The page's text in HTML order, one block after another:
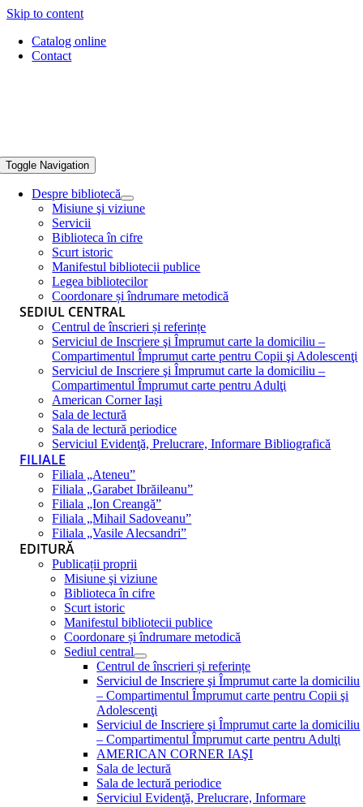
Skip to content
Catalog online
Contact
Toggle Navigation
Despre bibliotecă
Misiune şi viziune
Servicii
Biblioteca în cifre
Scurt istoric
Manifestul bibliotecii publice
Legea bibliotecilor
Coordonare și îndrumare metodică
SEDIUL CENTRAL
Centrul de înscrieri și referințe
Serviciul de Inscriere şi Împrumut carte la domiciliu –
Compartimentul Împrumut carte pentru Copii şi Adolescenţi
Serviciul de Inscriere şi Împrumut carte la domiciliu –
Compartimentul Împrumut carte pentru Adulţi
American Corner Iaşi
Sala de lectură
Sala de lectură periodice
Serviciul Evidenţă, Prelucrare, Informare Bibliografică
FILIALE
Filiala „Ateneu”
Filiala „Garabet Ibrăileanu”
Filiala „Ion Creangă”
Filiala „Mihail Sadoveanu”
Filiala „Vasile Alecsandri”
EDITURĂ
Publicații proprii
Misiune şi viziune
Biblioteca în cifre
Scurt istoric
Manifestul bibliotecii publice
Coordonare și îndrumare metodică
Sediul central
Centrul de înscrieri și referințe
Serviciul de Inscriere şi Împrumut carte la domiciliu
– Compartimentul Împrumut carte pentru Copii şi
Adolescenţi
Serviciul de Inscriere şi Împrumut carte la domiciliu
– Compartimentul Împrumut carte pentru Adulţi
AMERICAN CORNER IAŞI
Sala de lectură
Sala de lectură periodice
Serviciul Evidenţă, Prelucrare, Informare